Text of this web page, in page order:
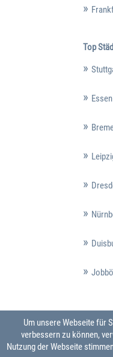
Top
Um unsere Webseite für
verbessern zu können,
Nutzung der Webseite